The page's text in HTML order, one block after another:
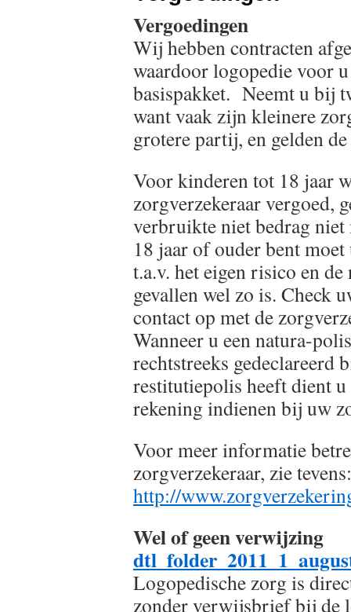
Vergoedingen
Wij hebben contracten
waardoor logopedie voor
basispakket. Neemt u bij
want vaak zijn kleinere
grotere partij, en gelden
Voor kinderen tot 18 jaar
zorgverzekeraar vergoed,
verbruikte niet bedrag
18 jaar of ouder bent
t.a.v. het eigen risico en
gevallen wel zo is. Check
contact op met de
Wanneer u een natura-
rechtstreeks gedeclareerd
restitutiepolis heeft dient
rekening indienen bij uw
Voor meer informatie
zorgverzekeraar, zie tevens:
http://
Wel of geen verwijzing
Logopedische zorg is
zonder verwijsbrief bij de